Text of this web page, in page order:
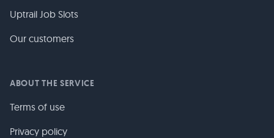
Uptrail Job Slots
Our customers
ABOUT THE SERVICE
Terms of use
Privacy policy